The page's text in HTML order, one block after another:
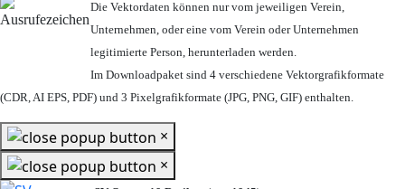
Die Vektordaten können nur vom jeweiligen Verein,
Unternehmen, oder eine vom Verein oder Unternehmen
legitimierte Person, herunterladen werden.
Im Downloadpaket sind 4 verschiedene Vektorgrafikformate
(CDR, AI EPS, PDF) und 3 Pixelgrafikformate (JPG, PNG, GIF) enthalten.
×
×